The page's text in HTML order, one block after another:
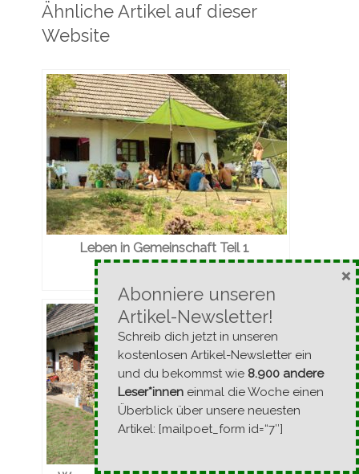
Ähnliche Artikel auf dieser
Website
Leben in Gemeinschaft Teil 1
- September 2012 -
Abonniere unseren
Artikel-Newsletter!
Schreib dich jetzt in unseren
kostenlosen Artikel-Newsletter ein
und du bekommst wie 8.900 andere
Leser*innen einmal die Woche einen
Überblick über unsere neuesten
Artikel: [mailpoet_form id=“7″]
×